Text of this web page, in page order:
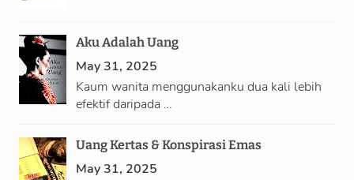
Aku Adalah Uang
May 31, 2025
Kaum wanita menggunakanku dua kali lebih
efektif daripada …
Uang Kertas & Konspirasi Emas
May 31, 2025